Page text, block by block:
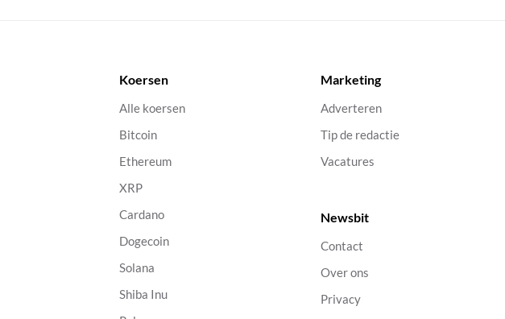
Koersen
Alle koersen
Bitcoin
Ethereum
XRP
Cardano
Dogecoin
Solana
Shiba Inu
Marketing
Adverteren
Tip de redactie
Vacatures
Newsbit
Contact
Over ons
Privacy